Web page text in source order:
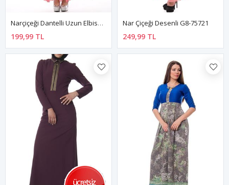
Narçiçeği Dantelli Uzun Elbise I8-82325
199,99 TL
Nar Çiçeği Desenli G8-75721
249,99 TL